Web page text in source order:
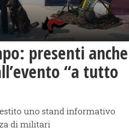
presenti anche
“a tutto
uno stand informativo
di militari